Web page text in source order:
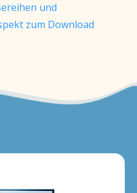
und
zum Download